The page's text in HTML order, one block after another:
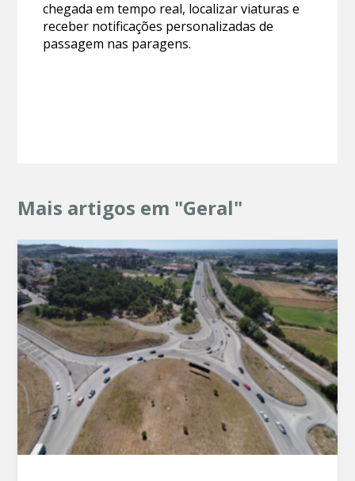
chegada em tempo real, localizar viaturas e
receber notificações personalizadas de
passagem nas paragens.
Mais artigos em "Geral"